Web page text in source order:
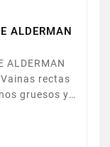
ALDERMAN
ALDERMAN
rectas
gruesos y
necesario